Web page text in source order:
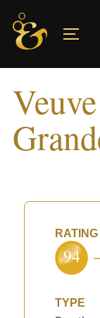
Skip
content
RATING
94
TYPE